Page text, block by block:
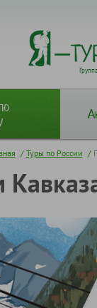
/ Туры по России /